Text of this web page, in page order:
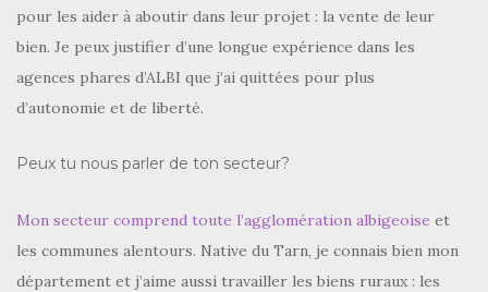
pour les aider à aboutir dans leur projet : la vente de leur
bien. Je peux justifier d’une longue expérience dans les
agences phares d’ALBI que j’ai quittées pour plus
d’autonomie et de liberté.
Peux tu nous parler de ton secteur?
Mon secteur comprend toute l’agglomération albigeoise et
les communes alentours. Native du Tarn, je connais bien mon
département et j’aime aussi travailler les biens ruraux : les